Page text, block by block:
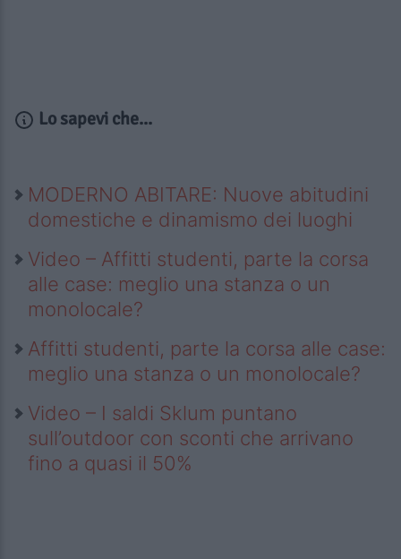
Lo sapevi che...
MODERNO ABITARE: Nuove abitudini
domestiche e dinamismo dei luoghi
Video – Affitti studenti, parte la corsa
alle case: meglio una stanza o un
monolocale?
Affitti studenti, parte la corsa alle case:
meglio una stanza o un monolocale?
Video – I saldi Sklum puntano
sull’outdoor con sconti che arrivano
fino a quasi il 50%